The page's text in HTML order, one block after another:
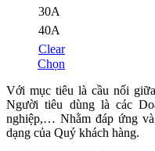
30A
40A
Clear
Chọn
này
có
nhiều
biến
Với mục tiêu là cầu nối
Người tiêu dùng là các
nghiệp,… Nhằm đáp ứng
dạng của Quý khách hàng.